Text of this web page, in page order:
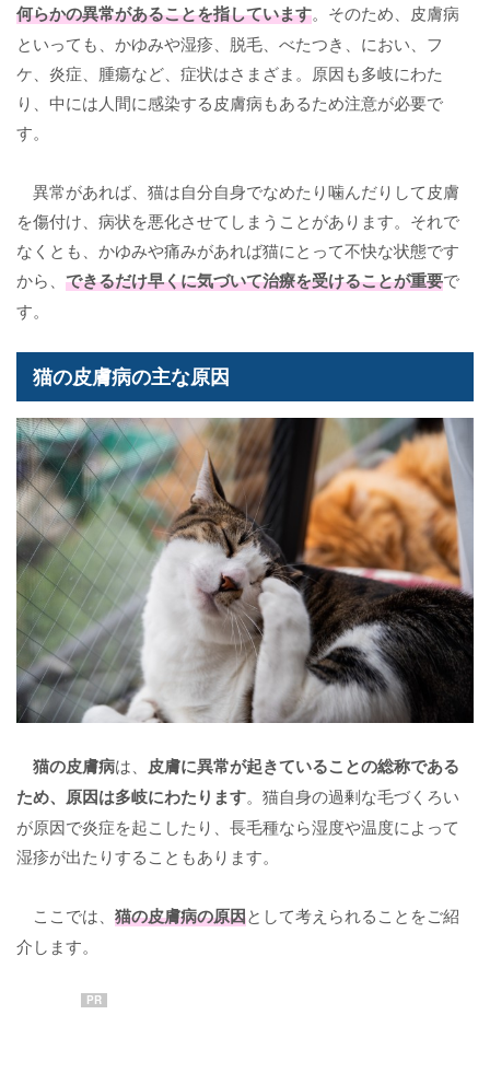
何らかの異常があることを指しています。そのため、皮膚病
といっても、かゆみや湿疹、脱毛、べたつき、におい、フ
ケ、炎症、腫瘍など、症状はさまざま。原因も多岐にわた
り、中には人間に感染する皮膚病もあるため注意が必要で
す。
異常があれば、猫は自分自身でなめたり噛んだりして皮膚
を傷付け、病状を悪化させてしまうことがあります。それで
なくとも、かゆみや痛みがあれば猫にとって不快な状態です
から、 できるだけ早くに気づいて治療を受けることが重要で
す。
猫の皮膚病の主な原因
猫の皮膚病は、 皮膚に異常が起きていることの総称である
ため、原因は多岐にわたります。猫自身の過剰な毛づくろい
が原因で炎症を起こしたり、長毛種なら湿度や温度によって
湿疹が出たりすることもあります。
ここでは、 猫の皮膚病の原因として考えられることをご紹
介します。
PR